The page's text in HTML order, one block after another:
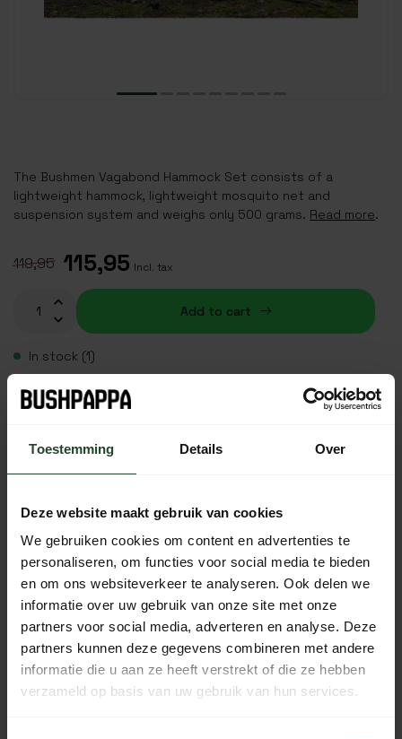
Toestemming Details Over
Deze website maakt gebruik van cookies
We gebruiken cookies om content en advertenties te
personaliseren, om functies voor social media te bieden
en om ons websiteverkeer te analyseren. Ook delen we
informatie over uw gebruik van onze site met onze
partners voor social media, adverteren en analyse. Deze
partners kunnen deze gegevens combineren met andere
informatie die u aan ze heeft verstrekt of die ze hebben
verzameld op basis van uw gebruik van hun services.
The Bushmen Vagabond Hammock Set consists of a
lightweight hammock, lightweight mosquito net and
suspension system and weighs only 500 grams. Read more.
119,95 115,95 Incl. tax
Add to cart
In stock (1)
Plaats je bestelling binnen
, dan wordt je
bestelling vandaag nog verzonden
Free shipping from €90 (NL, BE & DE)
Ordered Monday to Friday before 5 p.m., shipped the
Available every day from 10:00 to 20:00 via chat,
telephone or email
PRODUCT DESCRIPTION